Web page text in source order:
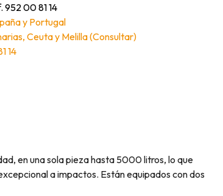
952 00 81 14
y Portugal
Ceuta y Melilla (Consultar)
14
en una sola pieza hasta 5000 litros, lo que
a impactos. Están equipados con dos